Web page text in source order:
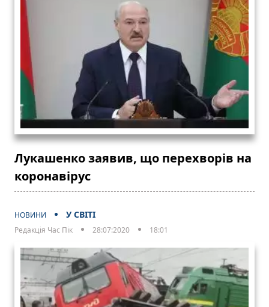
Лукашенко заявив, що перехворів на
коронавірус
НОВИНИ У СВІТІ
Редакція Час Пік 28:07:2020 18:01